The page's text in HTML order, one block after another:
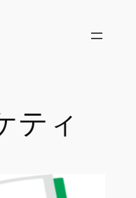
ティ